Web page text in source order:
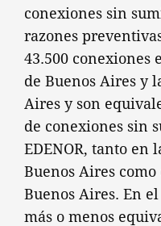
conexiones sin
razones
43.500 conexiones
de Buenos Aires y
Aires y son
de conexiones sin
EDENOR, tanto en
Buenos Aires
Buenos Aires. En el
más o menos